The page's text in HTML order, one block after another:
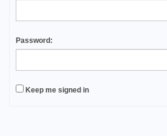
Password:
Keep me signed in